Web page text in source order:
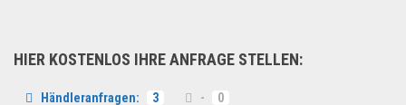
HIER KOSTENLOS IHRE ANFRAGE STELLEN:
Händleranfragen: 3 - 0